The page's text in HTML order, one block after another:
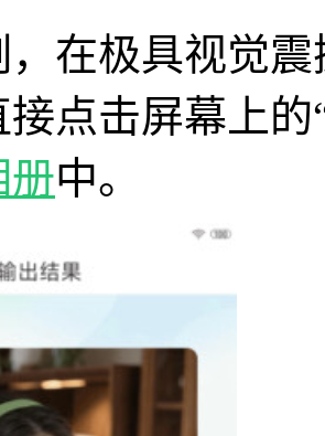
，在极具视觉
点击屏幕上
册中。